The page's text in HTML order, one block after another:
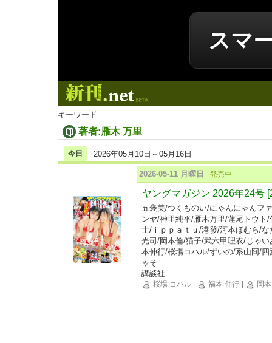
スマ
キーワード
著者:雁木 万里
今日 2026年05月10日～05月16日
2026-05-11 月曜日 発売中
ヤングマガジン 2026年24号
五褒美/つくものい/にゃんにゃんフ
ンヤ/神里純平/雁木万里/蓮尾トウト
士/ｉｐｐａｔｕ/港發/河本ほむら/
光司/岡本倫/猫子/武六甲理衣/じゃ
本伸行/桜場コハル/ずいの/系山冏/
ゃそ
講談社
桜場 コハル 福本 伸行 岡